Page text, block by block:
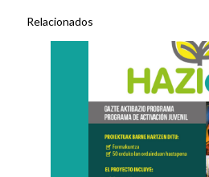
Relacionados